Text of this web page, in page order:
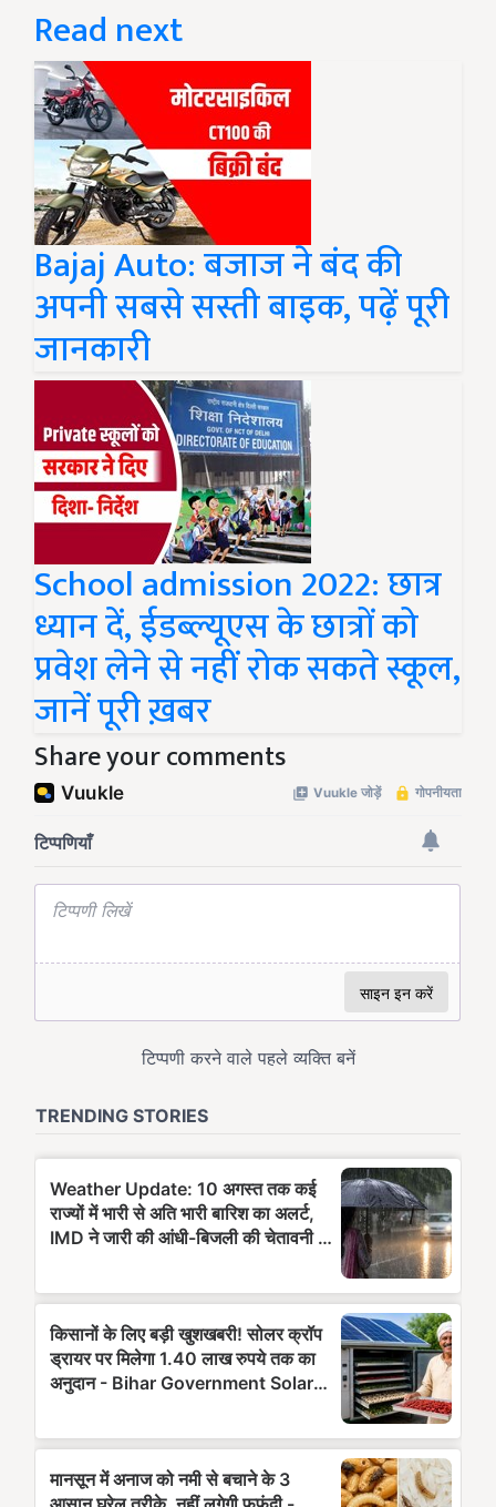
Read next
Bajaj Auto: बजाज ने बंद की
अपनी सबसे सस्ती बाइक, पढ़ें पूरी
जानकारी
School admission 2022: छात्र
ध्यान दें, ईडब्ल्यूएस के छात्रों को
प्रवेश लेने से नहीं रोक सकते स्कूल,
जानें पूरी ख़बर
Share your comments